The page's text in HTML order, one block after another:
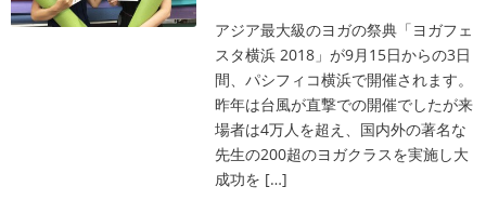
アジア最大級のヨガの祭典「ヨガフェ
スタ横浜 2018」が9月15日からの3日
間、パシフィコ横浜で開催されます。
昨年は台風が直撃での開催でしたが来
場者は4万人を超え、国内外の著名な
先生の200超のヨガクラスを実施し大
成功を […]